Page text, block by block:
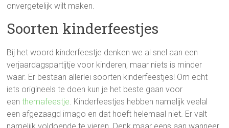
onvergetelijk wilt maken.
Soorten kinderfeestjes
Bij het woord kinderfeestje denken we al snel aan een
verjaardagspartijtje voor kinderen, maar niets is minder
waar. Er bestaan allerlei soorten kinderfeestjes! Om echt
iets origineels te doen kun je het beste gaan voor
eenthemafeestje . Kinderfeestjes hebben namelijk veelal
een afgezaagd imago en dat hoeft helemaal niet. Er valt
namelijk voldoende te vieren. Denk maar eens aan wanneer